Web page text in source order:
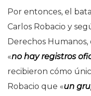
Por entonces, el
Carlos Robacio y
Derechos Humanos,
«no hay registros
recibieron cómo
Robacio que «un